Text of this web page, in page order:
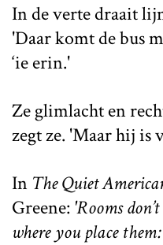
In de verte draait
'Daar komt de bus
‘ie erin.'
Ze glimlacht en
zegt ze. 'Maar hij is
In The Quiet
Greene: 'Rooms
where you place